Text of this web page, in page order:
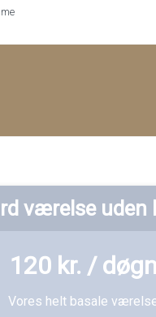
værelse uden
120 kr. / døgn
Vores helt basale